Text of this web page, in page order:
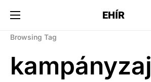
EHÍR
Browsing Tag
kampányzaj